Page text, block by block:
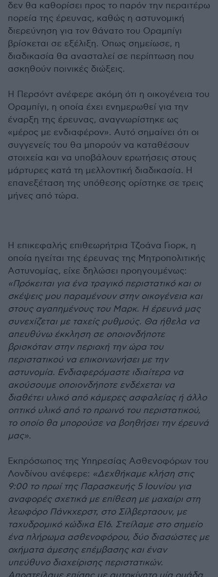
δεν θα καθορίσει προς το παρόν την περαιτέρω
πορεία της έρευνας, καθώς η αστυνομική
διερεύνηση για τον θάνατο του Οραμπίγι
βρίσκεται σε εξέλιξη. Όπως σημείωσε, η
διαδικασία θα ανασταλεί σε περίπτωση που
ασκηθούν ποινικές διώξεις.
Η Περσόντ ανέφερε ακόμη ότι η οικογένεια του
Οραμπίγι, η οποία έχει ενημερωθεί για την
έναρξη της έρευνας, αναγνωρίστηκε ως
«μέρος με ενδιαφέρον». Αυτό σημαίνει ότι οι
συγγενείς του θα μπορούν να καταθέσουν
στοιχεία και να υποβάλουν ερωτήσεις στους
μάρτυρες κατά τη μελλοντική διαδικασία. Η
επανεξέταση της υπόθεσης ορίστηκε σε τρεις
μήνες από τώρα.
Η επικεφαλής επιθεωρήτρια Τζοάνα Γιορκ, η
οποία ηγείται της έρευνας της Μητροπολιτικής
Αστυνομίας, είχε δηλώσει προηγουμένως:
«Πρόκειται για ένα τραγικό περιστατικό και οι
σκέψεις μου παραμένουν στην οικογένεια και
στους αγαπημένους του Μαρκ. Η έρευνά μας
συνεχίζεται με ταχείς ρυθμούς. Θα ήθελα να
απευθύνω έκκληση σε οποιονδήποτε
βρισκόταν στην περιοχή την ώρα του
περιστατικού να επικοινωνήσει με την
αστυνομία. Ενδιαφερόμαστε ιδιαίτερα να
ακούσουμε οποιονδήποτε ενδέχεται να
διαθέτει υλικό από κάμερες ασφαλείας ή άλλο
οπτικό υλικό από το πρωινό του περιστατικού,
το οποίο θα μπορούσε να βοηθήσει την έρευνά
μας».
Εκπρόσωπος της Υπηρεσίας Ασθενοφόρων του
Λονδίνου ανέφερε: «Δεχθήκαμε κλήση στις
9:00 το πρωί της Παρασκευής 5 Ιουνίου για
αναφορές σχετικά με επίθεση με μαχαίρι στη
λεωφόρο Πάνκχερστ, στο Σίλβερταουν, με
ταχυδρομικό κώδικα E16. Στείλαμε στο σημείο
ένα πλήρωμα ασθενοφόρου, δύο διασώστες με
οχήματα άμεσης επέμβασης και έναν
υπεύθυνο διαχείρισης περιστατικών.